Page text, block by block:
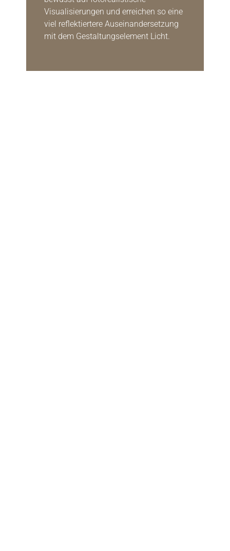
Visualisierungen und erreichen so eine
viel reflektiertere Auseinandersetzung
mit dem Gestaltungselement Licht.